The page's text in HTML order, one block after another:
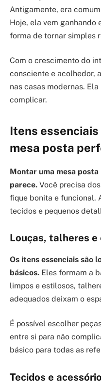
Antigamente, era
Hoje, ela vem ganhando
forma de tornar simples
Com o crescimento do
consciente e acolhedor,
nas casas modernas.
complicar.
Itens
mesa posta
Montar uma mesa
parece. Você precisa
fique bonita e funcional.
tecidos e pequenos
Louças, talheres e
Os itens essenciais são
básicos. Eles formam a
limpos e estilosos,
adequados deixam o
É possível escolher
entre si para não
básico para todas as
Tecidos e